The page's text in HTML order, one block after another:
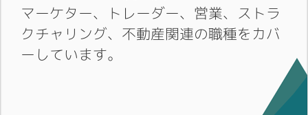
マーケター、トレーダー、営業、ストラ
クチャリング、不動産関連の職種をカバ
ーしています。